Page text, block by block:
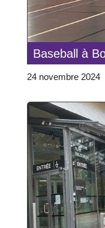
Baseball à
24 novembre 2024